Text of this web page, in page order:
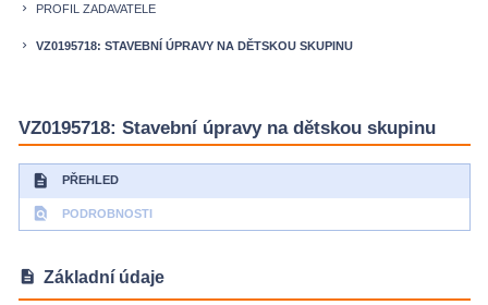
keyboard_arrow_right PROFIL ZADAVATELE
keyboard_arrow_right VZ0195718: STAVEBNÍ ÚPRAVY NA DĚTSKOU SKUPINU
VZ0195718: Stavební úpravy na dětskou skupinu
description PŘEHLED
find_in_page PODROBNOSTI
description Základní údaje